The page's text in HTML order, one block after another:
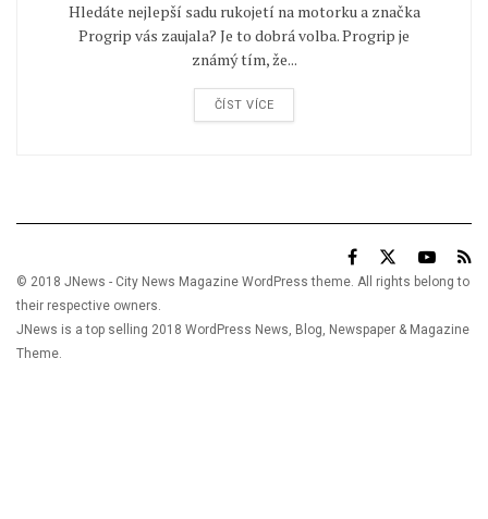
Hledáte nejlepší sadu rukojetí na motorku a značka
Progrip vás zaujala? Je to dobrá volba. Progrip je
známý tím, že...
ČÍST VÍCE
© 2018 JNews - City News Magazine WordPress theme. All rights belong to
their respective owners.
JNews is a top selling 2018 WordPress News, Blog, Newspaper & Magazine
Theme.